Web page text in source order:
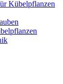
Kübelpflanzen